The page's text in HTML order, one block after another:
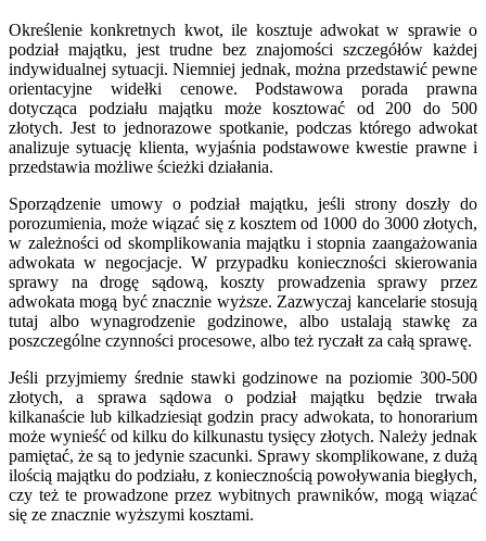
Określenie konkretnych kwot, ile kosztuje adwokat w sprawie o
podział majątku, jest trudne bez znajomości szczegółów każdej
indywidualnej sytuacji. Niemniej jednak, można przedstawić pewne
orientacyjne widełki cenowe. Podstawowa porada prawna
dotycząca podziału majątku może kosztować od 200 do 500
złotych. Jest to jednorazowe spotkanie, podczas którego adwokat
analizuje sytuację klienta, wyjaśnia podstawowe kwestie prawne i
przedstawia możliwe ścieżki działania.
Sporządzenie umowy o podział majątku, jeśli strony doszły do
porozumienia, może wiązać się z kosztem od 1000 do 3000 złotych,
w zależności od skomplikowania majątku i stopnia zaangażowania
adwokata w negocjacje. W przypadku konieczności skierowania
sprawy na drogę sądową, koszty prowadzenia sprawy przez
adwokata mogą być znacznie wyższe. Zazwyczaj kancelarie stosują
tutaj albo wynagrodzenie godzinowe, albo ustalają stawkę za
poszczególne czynności procesowe, albo też ryczałt za całą sprawę.
Jeśli przyjmiemy średnie stawki godzinowe na poziomie 300-500
złotych, a sprawa sądowa o podział majątku będzie trwała
kilkanaście lub kilkadziesiąt godzin pracy adwokata, to honorarium
może wynieść od kilku do kilkunastu tysięcy złotych. Należy jednak
pamiętać, że są to jedynie szacunki. Sprawy skomplikowane, z dużą
ilością majątku do podziału, z koniecznością powoływania biegłych,
czy też te prowadzone przez wybitnych prawników, mogą wiązać
się ze znacznie wyższymi kosztami.